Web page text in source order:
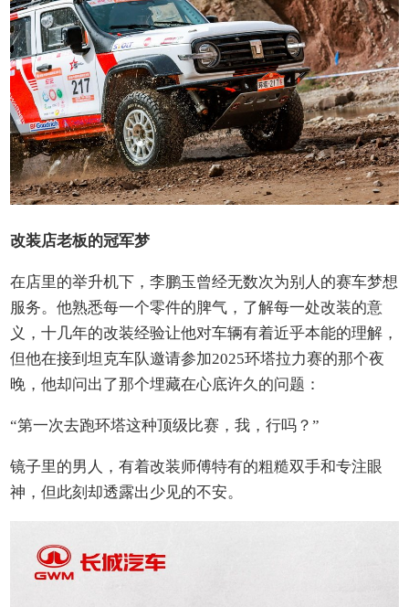
改装店老板的冠军梦
在店里的举升机下，李鹏玉曾经无数次为别人的赛车梦想
服务。他熟悉每一个零件的脾气，了解每一处改装的意
义，十几年的改装经验让他对车辆有着近乎本能的理解，
但他在接到坦克车队邀请参加2025环塔拉力赛的那个夜
晚，他却问出了那个埋藏在心底许久的问题：
“第一次去跑环塔这种顶级比赛，我，行吗？”
镜子里的男人，有着改装师傅特有的粗糙双手和专注眼
神，但此刻却透露出少见的不安。